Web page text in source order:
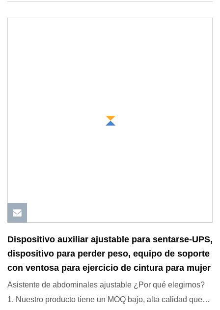
Dispositivo auxiliar ajustable para sentarse-UPS,
dispositivo para perder peso, equipo de soporte
con ventosa para ejercicio de cintura para mujer
Asistente de abdominales ajustable ¿Por qué elegirnos?
1. Nuestro producto tiene un MOQ bajo, alta calidad que